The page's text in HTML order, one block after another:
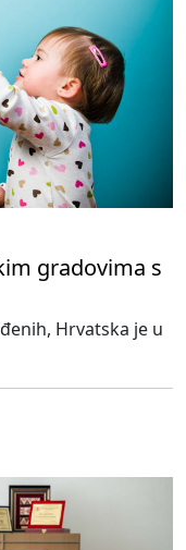
gradovima s
Hrvatska je u